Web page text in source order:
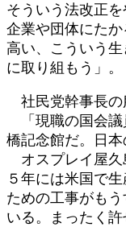
そういう法改正
企業や団体にた
高い、こういう
に取り組もう」。
社民党幹事長の
「現職の国会議
橋記念館だ。日
オスプレイ屋久
５年には米国で
ための工事がも
いる。まったく